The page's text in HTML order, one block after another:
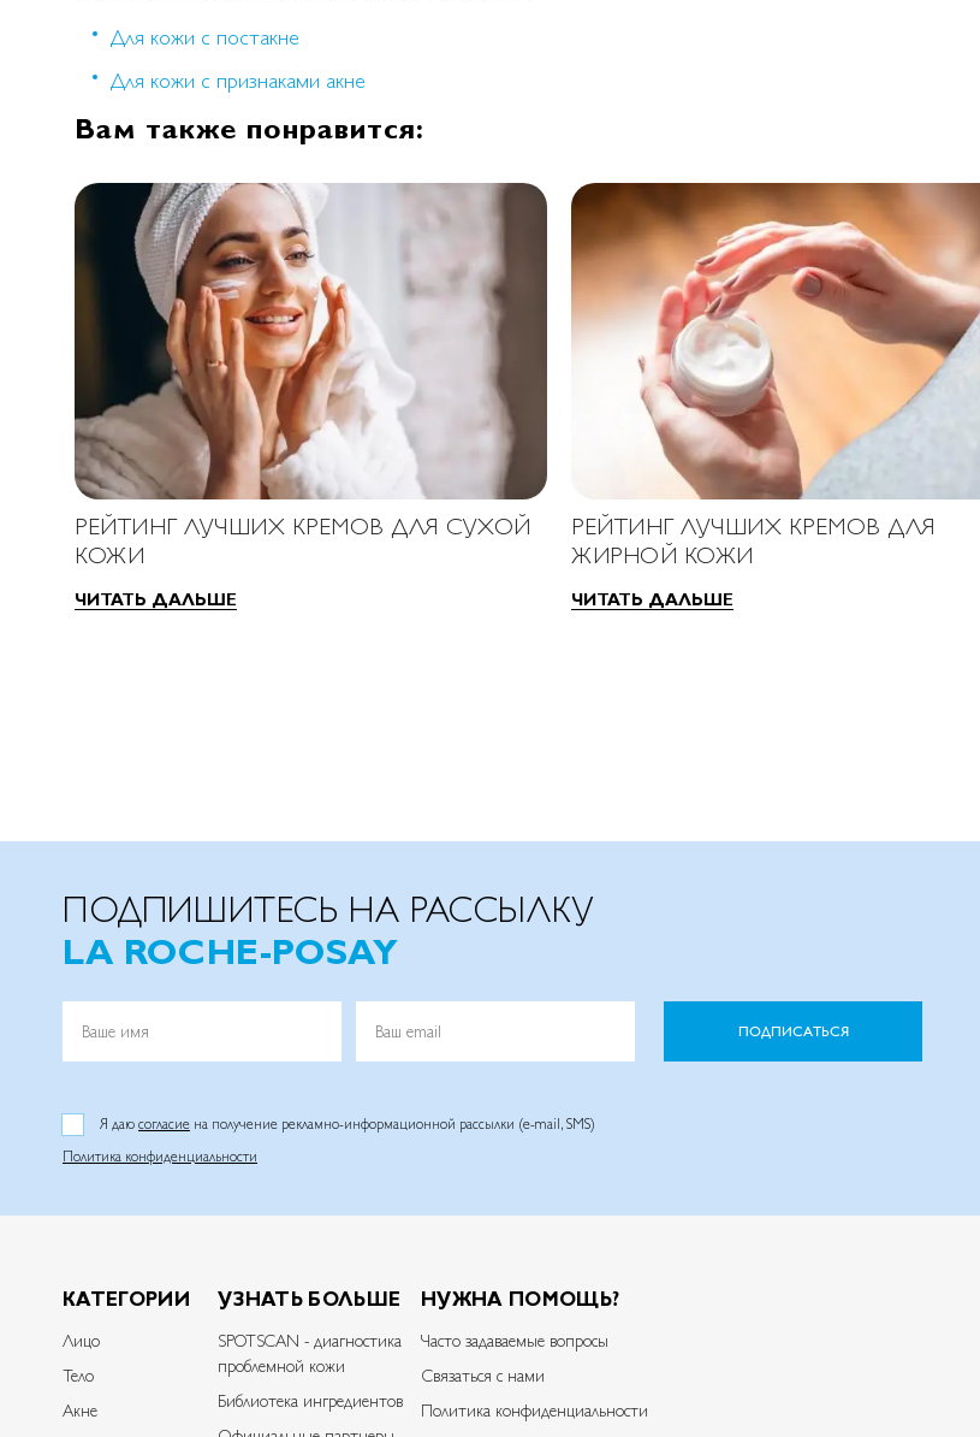
Для кожи с постакне
Для кожи с признаками акне
Вам также понравится:
РЕЙТИНГ ЛУЧШИХ КРЕМОВ ДЛЯ СУХОЙ
КОЖИ
ЧИТАТЬ ДАЛЬШЕ
РЕЙТИНГ ЛУЧШИХ КРЕМОВ ДЛЯ
ЖИРНОЙ КОЖИ
ЧИТАТЬ ДАЛЬШЕ
ПОДПИШИТЕСЬ НА РАССЫЛКУ
LA ROCHE-POSAY
Ваше имя Ваш email ПОДПИСАТЬСЯ
Я даю согласие на получение рекламно-информационной рассылки (e-mail, SMS)
Политика конфиденциальности
КАТЕГОРИИ
Лицо
Тело
Акне
УЗНАТЬ БОЛЬШЕ
SPOTSCAN - диагностика
проблемной кожи
Библиотека ингредиентов
НУЖНА ПОМОЩЬ?
Часто задаваемые вопросы
Связаться с нами
Политика конфиденциальности